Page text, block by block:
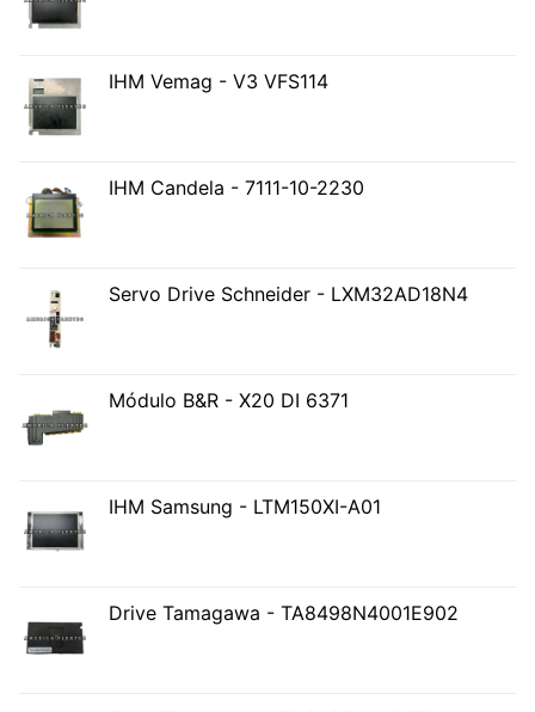
IHM Vemag - V3 VFS114
IHM Candela - 7111-10-2230
Servo Drive Schneider - LXM32AD18N4
Módulo B&R - X20 DI 6371
IHM Samsung - LTM150XI-A01
Drive Tamagawa - TA8498N4001E902